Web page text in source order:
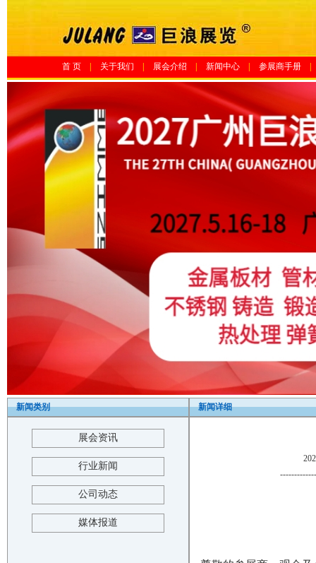
首 页 关于我们 展会介绍 新闻中心 参展商手册|
新闻类别
展会资讯
行业新闻
公司动态
媒体报道
新闻详细